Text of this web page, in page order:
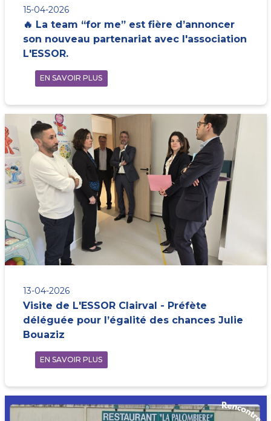
15-04-2026
🔥 La team “for me” est fière d’annoncer
son nouveau partenariat avec l'association
L'ESSOR.
EN SAVOIR PLUS
13-04-2026
Visite de L'ESSOR Clairval - Préfète
déléguée pour l’égalité des chances Julie
Bouaziz
EN SAVOIR PLUS